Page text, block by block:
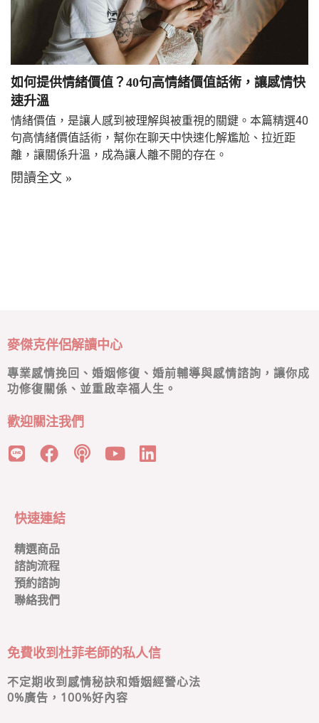
如何提供情緒價值？40句高情緒價值話術，讓感情快
速升溫
情緒價值，是讓人感到被理解與被重視的關鍵。本篇精選40
句高情緒價值話術，幫你在聊天中快速化解尷尬、拉近距
離，讓關係升溫，成為讓人離不開的存在。
閱讀全文 »
麥傑克伴侶解讀中心
專業感情挽回、婚姻修復、婚前輔導與感情諮詢，讓你成
功修復關係、並重啟幸福人生。
歡迎關注我們
快速連結
精選商品
諮詢流程
預約諮詢
聯絡我們
免費收到杜菲老師的私人信
不定期收到感情秘訣和婚姻經營心法
0%廣告，100%好內容